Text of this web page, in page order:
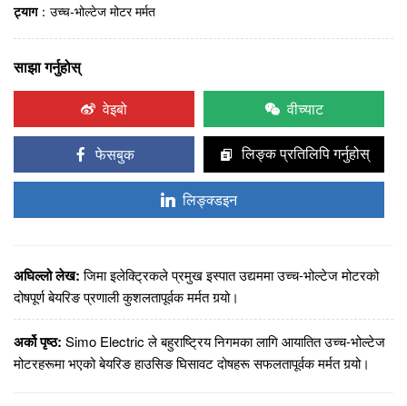
ट्याग： उच्च-भोल्टेज मोटर मर्मत
साझा गर्नुहोस्
वेइबो
वीच्याट
फेसबुक लिङ्क प्रतिलिपि गर्नुहोस्
लिङ्क्डइन
अघिल्लो लेख: जिमा इलेक्ट्रिकले प्रमुख इस्पात उद्यममा उच्च-भोल्टेज मोटरको
दोषपूर्ण बेयरिङ प्रणाली कुशलतापूर्वक मर्मत गर्‍यो।
अर्को पृष्ठ: Simo Electric ले बहुराष्ट्रिय निगमका लागि आयातित उच्च-भोल्टेज
मोटरहरूमा भएको बेयरिङ हाउसिङ घिसावट दोषहरू सफलतापूर्वक मर्मत गर्‍यो।